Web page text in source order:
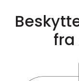
fra